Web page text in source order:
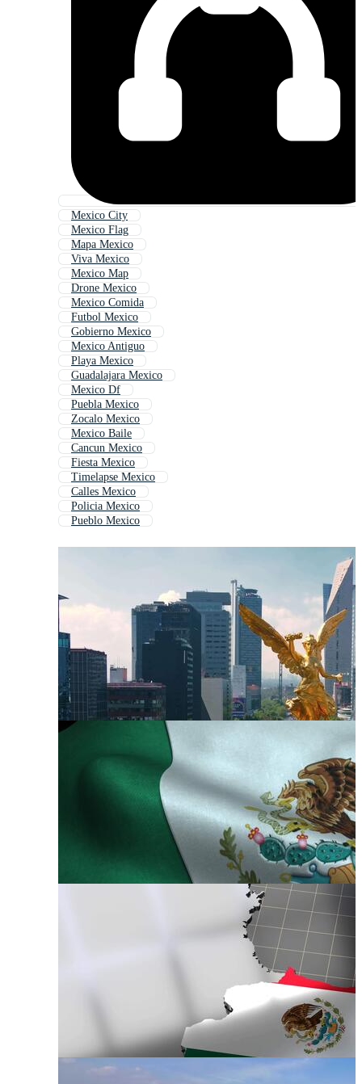
Mexico City
Mexico Flag
Mapa Mexico
Viva Mexico
Mexico Map
Drone Mexico
Mexico Comida
Futbol Mexico
Gobierno Mexico
Mexico Antiguo
Playa Mexico
Guadalajara Mexico
Mexico Df
Puebla Mexico
Zocalo Mexico
Mexico Baile
Cancun Mexico
Fiesta Mexico
Timelapse Mexico
Calles Mexico
Policia Mexico
Pueblo Mexico